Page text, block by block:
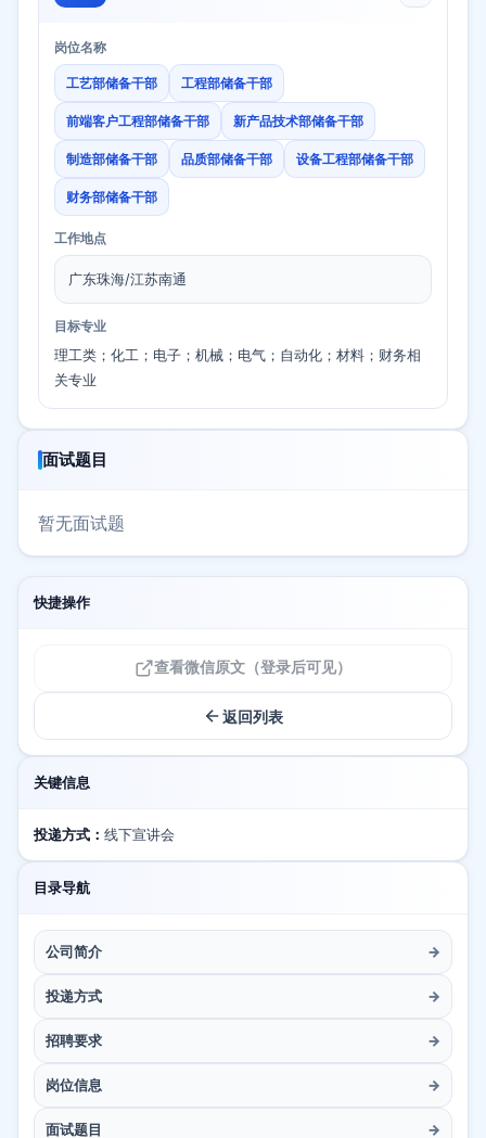
岗位名称
工艺部储备干部 工程部储备干部
前端客户工程部储备干部 新产品技术部储备干部
制造部储备干部 品质部储备干部 设备工程部储备干部
财务部储备干部
工作地点
广东珠海/江苏南通
目标专业
理工类；化工；电子；机械；电气；自动化；材料；财务相
关专业
面试题目
暂无面试题
快捷操作
查看微信原文（登录后可见）
返回列表
关键信息
投递方式： 线下宣讲会
目录导航
公司简介 →
投递方式 →
招聘要求 →
岗位信息 →
面试题目 →